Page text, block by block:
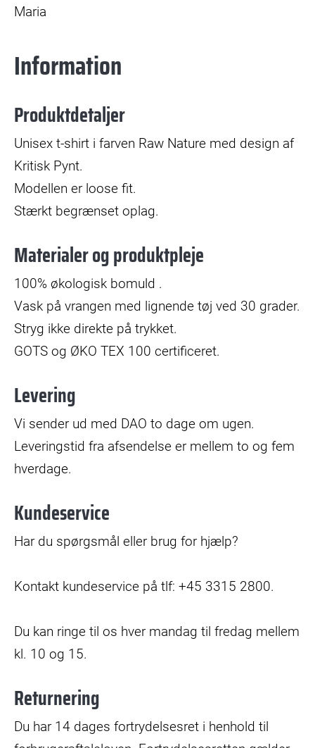
Maria
Information
Produktdetaljer
Unisex t-shirt i farven Raw Nature med design af
Kritisk Pynt.
Modellen er loose fit.
Stærkt begrænset oplag.
Materialer og produktpleje
100% økologisk bomuld .
Vask på vrangen med lignende tøj ved 30 grader.
Stryg ikke direkte på trykket.
GOTS og ØKO TEX 100 certificeret.
Levering
Vi sender ud med DAO to dage om ugen.
Leveringstid fra afsendelse er mellem to og fem
hverdage.
Kundeservice
Har du spørgsmål eller brug for hjælp?
Kontakt kundeservice på tlf: +45 3315 2800.
Du kan ringe til os hver mandag til fredag mellem
kl. 10 og 15.
Returnering
Du har 14 dages fortrydelsesret i henhold til